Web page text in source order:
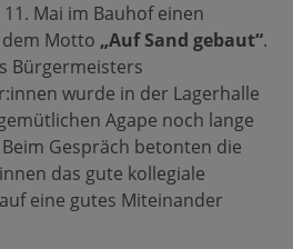
Mai im Bauhof einen
Motto „Auf Sand gebaut“.
Bürgermeisters
wurde in der Lagerhalle
Agape noch lange
Gespräch betonten die
das gute kollegiale
eine gutes Miteinander